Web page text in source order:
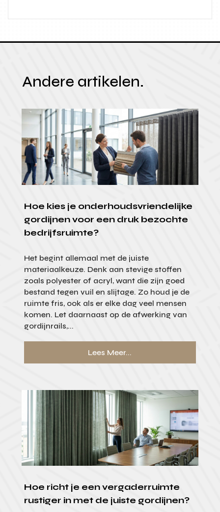
Andere artikelen.
Hoe kies je onderhoudsvriendelijke
gordijnen voor een druk bezochte
bedrijfsruimte?
Het begint allemaal met de juiste
materiaalkeuze. Denk aan stevige stoffen
zoals polyester of acryl, want die zijn goed
bestand tegen vuil en slijtage. Zo houd je de
ruimte fris, ook als er elke dag veel mensen
komen. Let daarnaast op de afwerking van
gordijnrails,...
Lees Meer...
Hoe richt je een vergaderruimte
rustiger in met de juiste gordijnen?